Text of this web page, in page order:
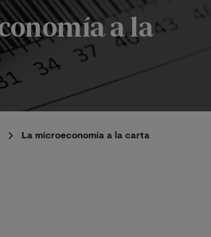
a la
La microeconomía a la carta